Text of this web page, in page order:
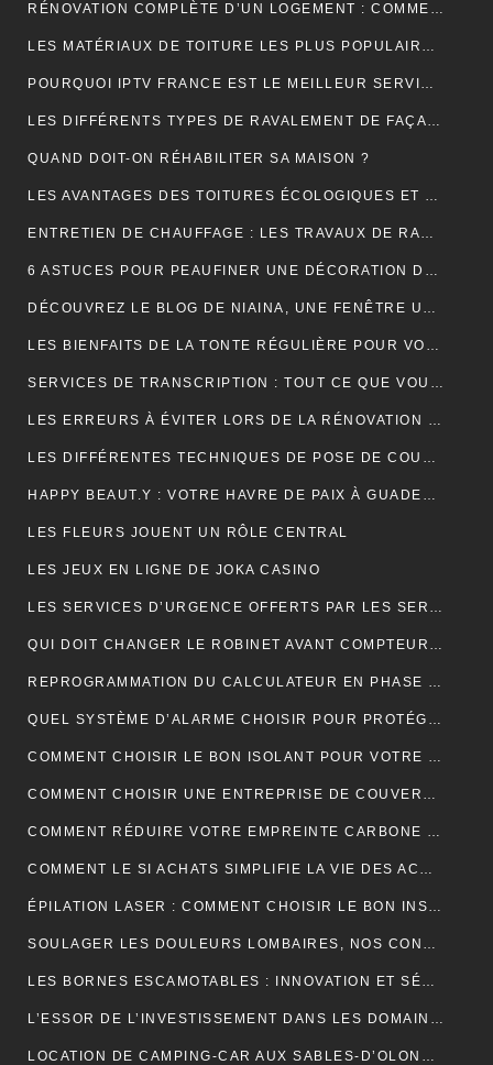
RÉNOVATION COMPLÈTE D’UN LOGEMENT : COMMENT PROCÉDER ?
LES MATÉRIAUX DE TOITURE LES PLUS POPULAIRES ET LEURS CARACTÉRISTIQUES
POURQUOI IPTV FRANCE EST LE MEILLEUR SERVICE D’ABONNEMENT IPTV ?
LES DIFFÉRENTS TYPES DE RAVALEMENT DE FAÇADE
QUAND DOIT-ON RÉHABILITER SA MAISON ?
LES AVANTAGES DES TOITURES ÉCOLOGIQUES ET DURABLES
ENTRETIEN DE CHAUFFAGE : LES TRAVAUX DE RAMONAGE EN DÉTAIL
6 ASTUCES POUR PEAUFINER UNE DÉCORATION DE MARIAGE
DÉCOUVREZ LE BLOG DE NIAINA, UNE FENÊTRE UNIQUE SUR MADAGASCAR
LES BIENFAITS DE LA TONTE RÉGULIÈRE POUR VOTRE PELOUSE
SERVICES DE TRANSCRIPTION : TOUT CE QUE VOUS DEVEZ SAVOIR
LES ERREURS À ÉVITER LORS DE LA RÉNOVATION DE VOTRE TOITURE
LES DIFFÉRENTES TECHNIQUES DE POSE DE COUVERTURE
HAPPY BEAUT.Y : VOTRE HAVRE DE PAIX À GUADELOUPE ET À PARIS
LES FLEURS JOUENT UN RÔLE CENTRAL
LES JEUX EN LIGNE DE JOKA CASINO
LES SERVICES D’URGENCE OFFERTS PAR LES SERRURIERS À PARIS
QUI DOIT CHANGER LE ROBINET AVANT COMPTEUR MAISON INDIVIDUELLE ?
REPROGRAMMATION DU CALCULATEUR EN PHASE 1 : EXPLICATIONS
QUEL SYSTÈME D’ALARME CHOISIR POUR PROTÉGER VOTRE MAISON ?
COMMENT CHOISIR LE BON ISOLANT POUR VOTRE TOITURE ?
COMMENT CHOISIR UNE ENTREPRISE DE COUVERTURE ?
COMMENT RÉDUIRE VOTRE EMPREINTE CARBONE ET VIVRE DURABLEMENT ?
COMMENT LE SI ACHATS SIMPLIFIE LA VIE DES ACHETEURS
ÉPILATION LASER : COMMENT CHOISIR LE BON INSTITUT ?
SOULAGER LES DOULEURS LOMBAIRES, NOS CONSEILS
LES BORNES ESCAMOTABLES : INNOVATION ET SÉCURITÉ POUR L’ESPACE URBAIN
L’ESSOR DE L’INVESTISSEMENT DANS LES DOMAINES VITICOLES DE PROVENCE : UNE ANALYSE ÉCONOMIQUE ET CULTURELLE
LOCATION DE CAMPING-CAR AUX SABLES-D’OLONNE : LA LIBERTÉ DE DÉCOUVRIR LA CÔTE ATLANTIQUE